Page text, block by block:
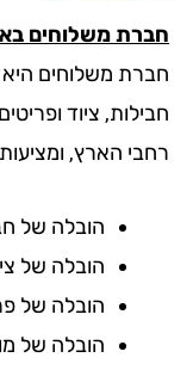
משלוחים
משלוחים היא
ציוד ופריטים
הארץ, ומציעות
הובלה של
הובלה של ציוד
הובלה של
הובלה של